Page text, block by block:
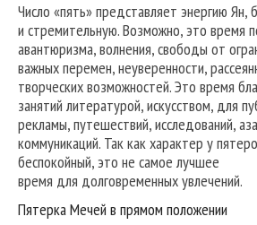
Число «пять» представляет энергию Ян,
и стремительную. Возможно, это время
авантюризма, волнения, свободы от
важных перемен, неуверенности,
творческих возможностей. Это время
занятий литературой, искусством, для
рекламы, путешествий, исследований,
коммуникаций. Так как характер у
беспокойный, это не самое лучшее
время для долговременных увлечений.
Пятерка Мечей в прямом положении